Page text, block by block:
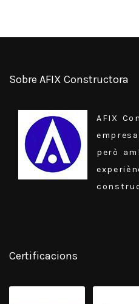
Sobre AFIX Constructora
AFIX
però
Certificacions